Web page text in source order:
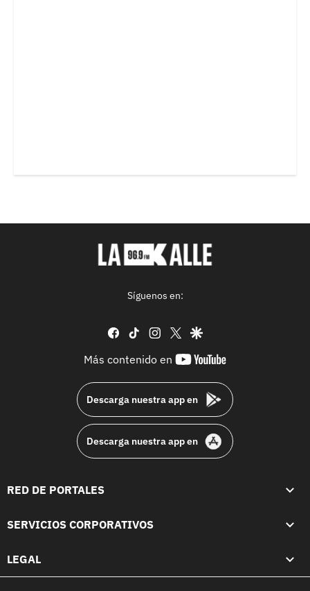
Síguenos en:
facebook
tiktok instagram
twittergoogle
Más contenido en
youtube-
Descarga nuestra app en
Descarga nuestra app en
RED DE PORTALES
SERVICIOS CORPORATIVOS
LEGAL